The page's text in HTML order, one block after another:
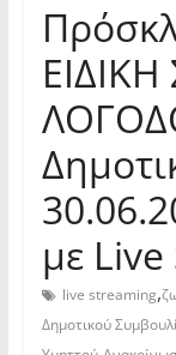
με
live streaming,
Δημοτικού